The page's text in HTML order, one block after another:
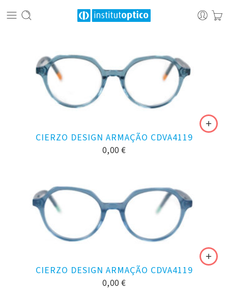
CIERZO DESIGN ARMAÇÃO CDVA4119
0,00 €
CIERZO DESIGN ARMAÇÃO CDVA4119
0,00 €